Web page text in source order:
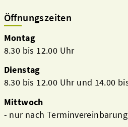
Öffnungszeiten
Montag
8.30 bis 12.00 Uhr
Dienstag
8.30 bis 12.00 Uhr und 14.00
Mittwoch
- nur nach Terminvereinbarung